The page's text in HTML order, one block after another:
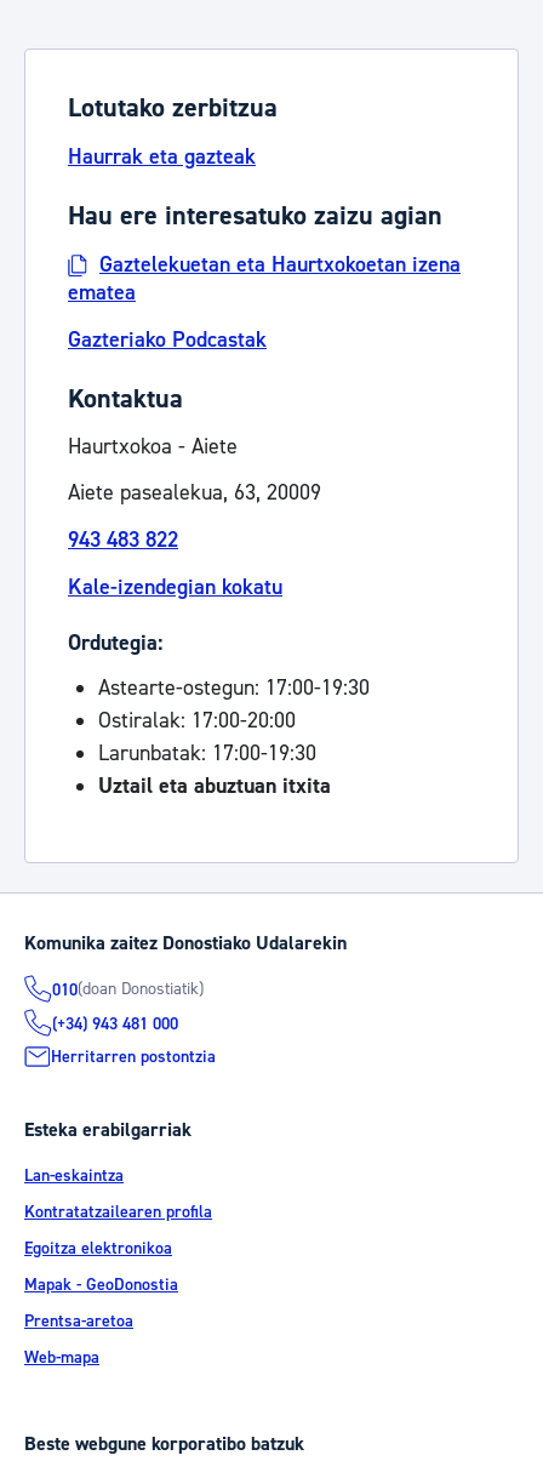
Lotutako zerbitzua
Haurrak eta gazteak
Hau ere interesatuko zaizu agian
Gaztelekuetan eta Haurtxokoetan izena
ematea
Gazteriako Podcastak
Kontaktua
Haurtxokoa - Aiete
Aiete pasealekua, 63, 20009
943 483 822
Kale-izendegian kokatu
Ordutegia:
Astearte-ostegun: 17:00-19:30
Ostiralak: 17:00-20:00
Larunbatak: 17:00-19:30
Uztail eta abuztuan itxita
Komunika zaitez Donostiako Udalarekin
010(doan Donostiatik)
(+34) 943 481 000
Herritarren postontzia
Esteka erabilgarriak
Lan-eskaintza
Kontratatzailearen profila
Egoitza elektronikoa
Mapak - GeoDonostia
Prentsa-aretoa
Web-mapa
Beste webgune korporatibo batzuk